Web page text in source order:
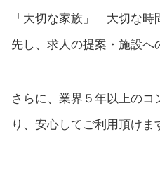
「大切な家族」「大切な
先し、求人の提案・施設へ
さらに、業界５年以上の
り、安心してご利用頂けま